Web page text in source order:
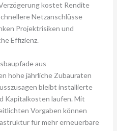
kostet Rendite
Netzanschlüsse
Projektrisiken und
Effizienz.
aus
hohe jährliche Zubauraten
bleibt installierte
Kapitalkosten laufen. Mit
Vorgaben können
für mehr erneuerbare